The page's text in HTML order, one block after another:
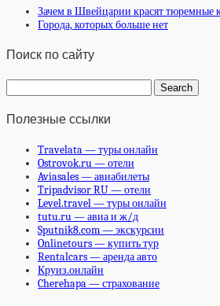
Зачем в Швейцарии красят тюремные
Города, которых больше нет
Поиск по сайту
Полезные ссылки
Travelata — туры онлайн
Ostrovok.ru — отели
Aviasales — авиабилеты
Tripadvisor RU — отели
Level.travel — туры онлайн
tutu.ru — авиа и ж/д
Sputnik8.com — экскурсии
Onlinetours — купить тур
Rentalcars — аренда авто
Круиз.онлайн
Cherehapa — страхование